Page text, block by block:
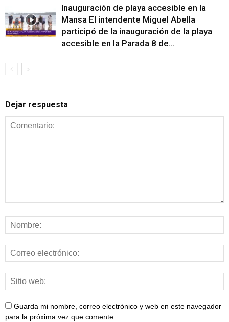
Inauguración de playa accesible en la
Mansa El intendente Miguel Abella
participó de la inauguración de la playa
accesible en la Parada 8 de...
Dejar respuesta
Guarda mi nombre, correo electrónico y web en este navegador
para la próxima vez que comente.